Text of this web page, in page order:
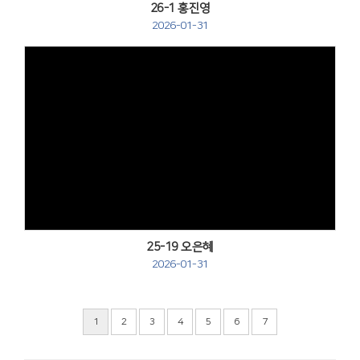
26-1 홍진영
2026-01-31
25-19 오은혜
2026-01-31
1 2 3 4 5 6 7